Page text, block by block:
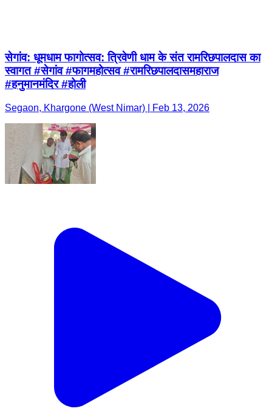
सेगांव: धूमधाम फागोत्सव: त्रिवेणी धाम के संत रामरिछपालदास का
स्वागत #सेगांव #फागमहोत्सव #रामरिछपालदासमहाराज
#हनुमानमंदिर #होली
Segaon, Khargone (West Nimar) | Feb 13, 2026